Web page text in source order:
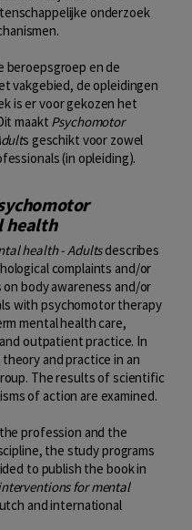
onderzoek
beroepsgroep en de
vakgebied, de opleidingen
is er voor gekozen het
maakt Psychomotor
s geschikt voor zowel
(in opleiding).
health
health - Adultsdescribes
complaints and/or
body awareness and/or
with psychomotor therapy
mental health care,
outpatient practice. In
and practice in an
The results of scientific
of action are examined.
profession and the
the study programs
to publish the book in
for mental
and international